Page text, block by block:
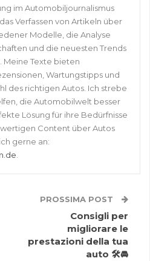
im Automobiljournalismus
Verfassen von Artikeln über
Modelle, die Analyse
und die neuesten Trends
Meine Texte bieten
Wartungstipps und
des richtigen Autos. Ich strebe
die Automobilwelt besser
Lösung für ihre Bedürfnisse
Content über Autos
gerne an:
.
PROSSIMA POST
Consigli per
migliorare le
prestazioni della tua
auto 🛠🚘